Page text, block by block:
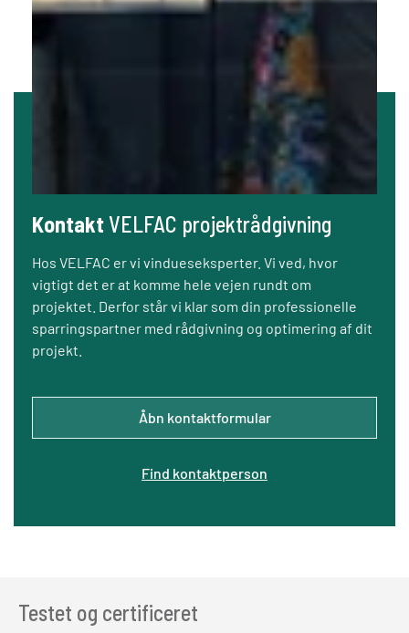
KontaktVELFAC projektrådgivning
Hos VELFAC er vi vindueseksperter. Vi ved, hvor
vigtigt det er at komme hele vejen rundt om
projektet. Derfor står vi klar som din professionelle
sparringspartner med rådgivning og optimering af dit
projekt.
Åbn kontaktformular
Find kontaktperson
Testet og certificeret